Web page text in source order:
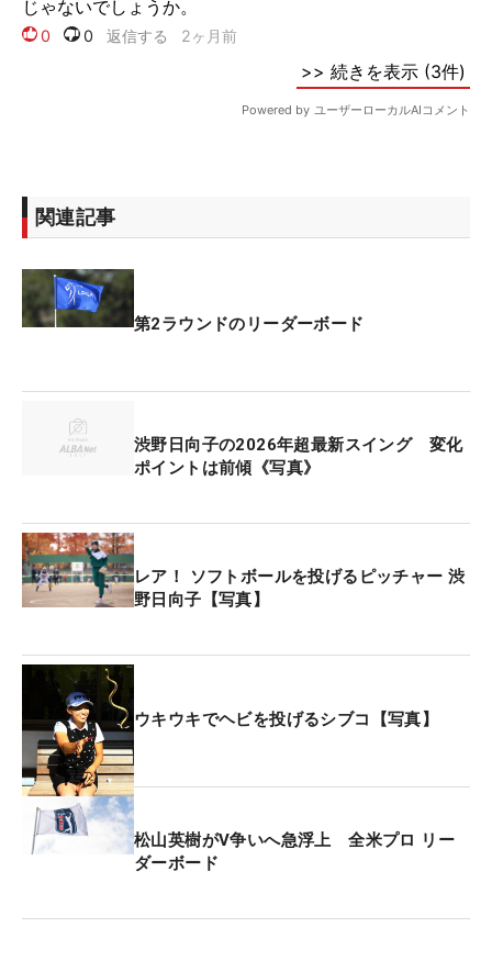
関連記事
第2ラウンドのリーダーボード
渋野日向子の2026年超最新スイング 変化
ポイントは前傾《写真》
レア！ ソフトボールを投げるピッチャー 渋
野日向子【写真】
ウキウキでヘビを投げるシブコ【写真】
松山英樹がV争いへ急浮上 全米プロ リー
ダーボード